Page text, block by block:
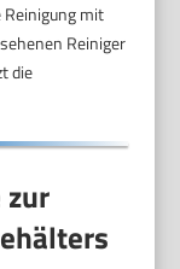
Reinigung mit
Reiniger
die